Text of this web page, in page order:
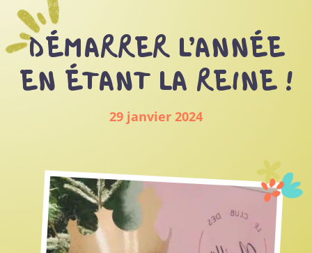
DÉMARRER L’ANNÉE
EN ÉTANT LA REINE !
29 janvier 2024